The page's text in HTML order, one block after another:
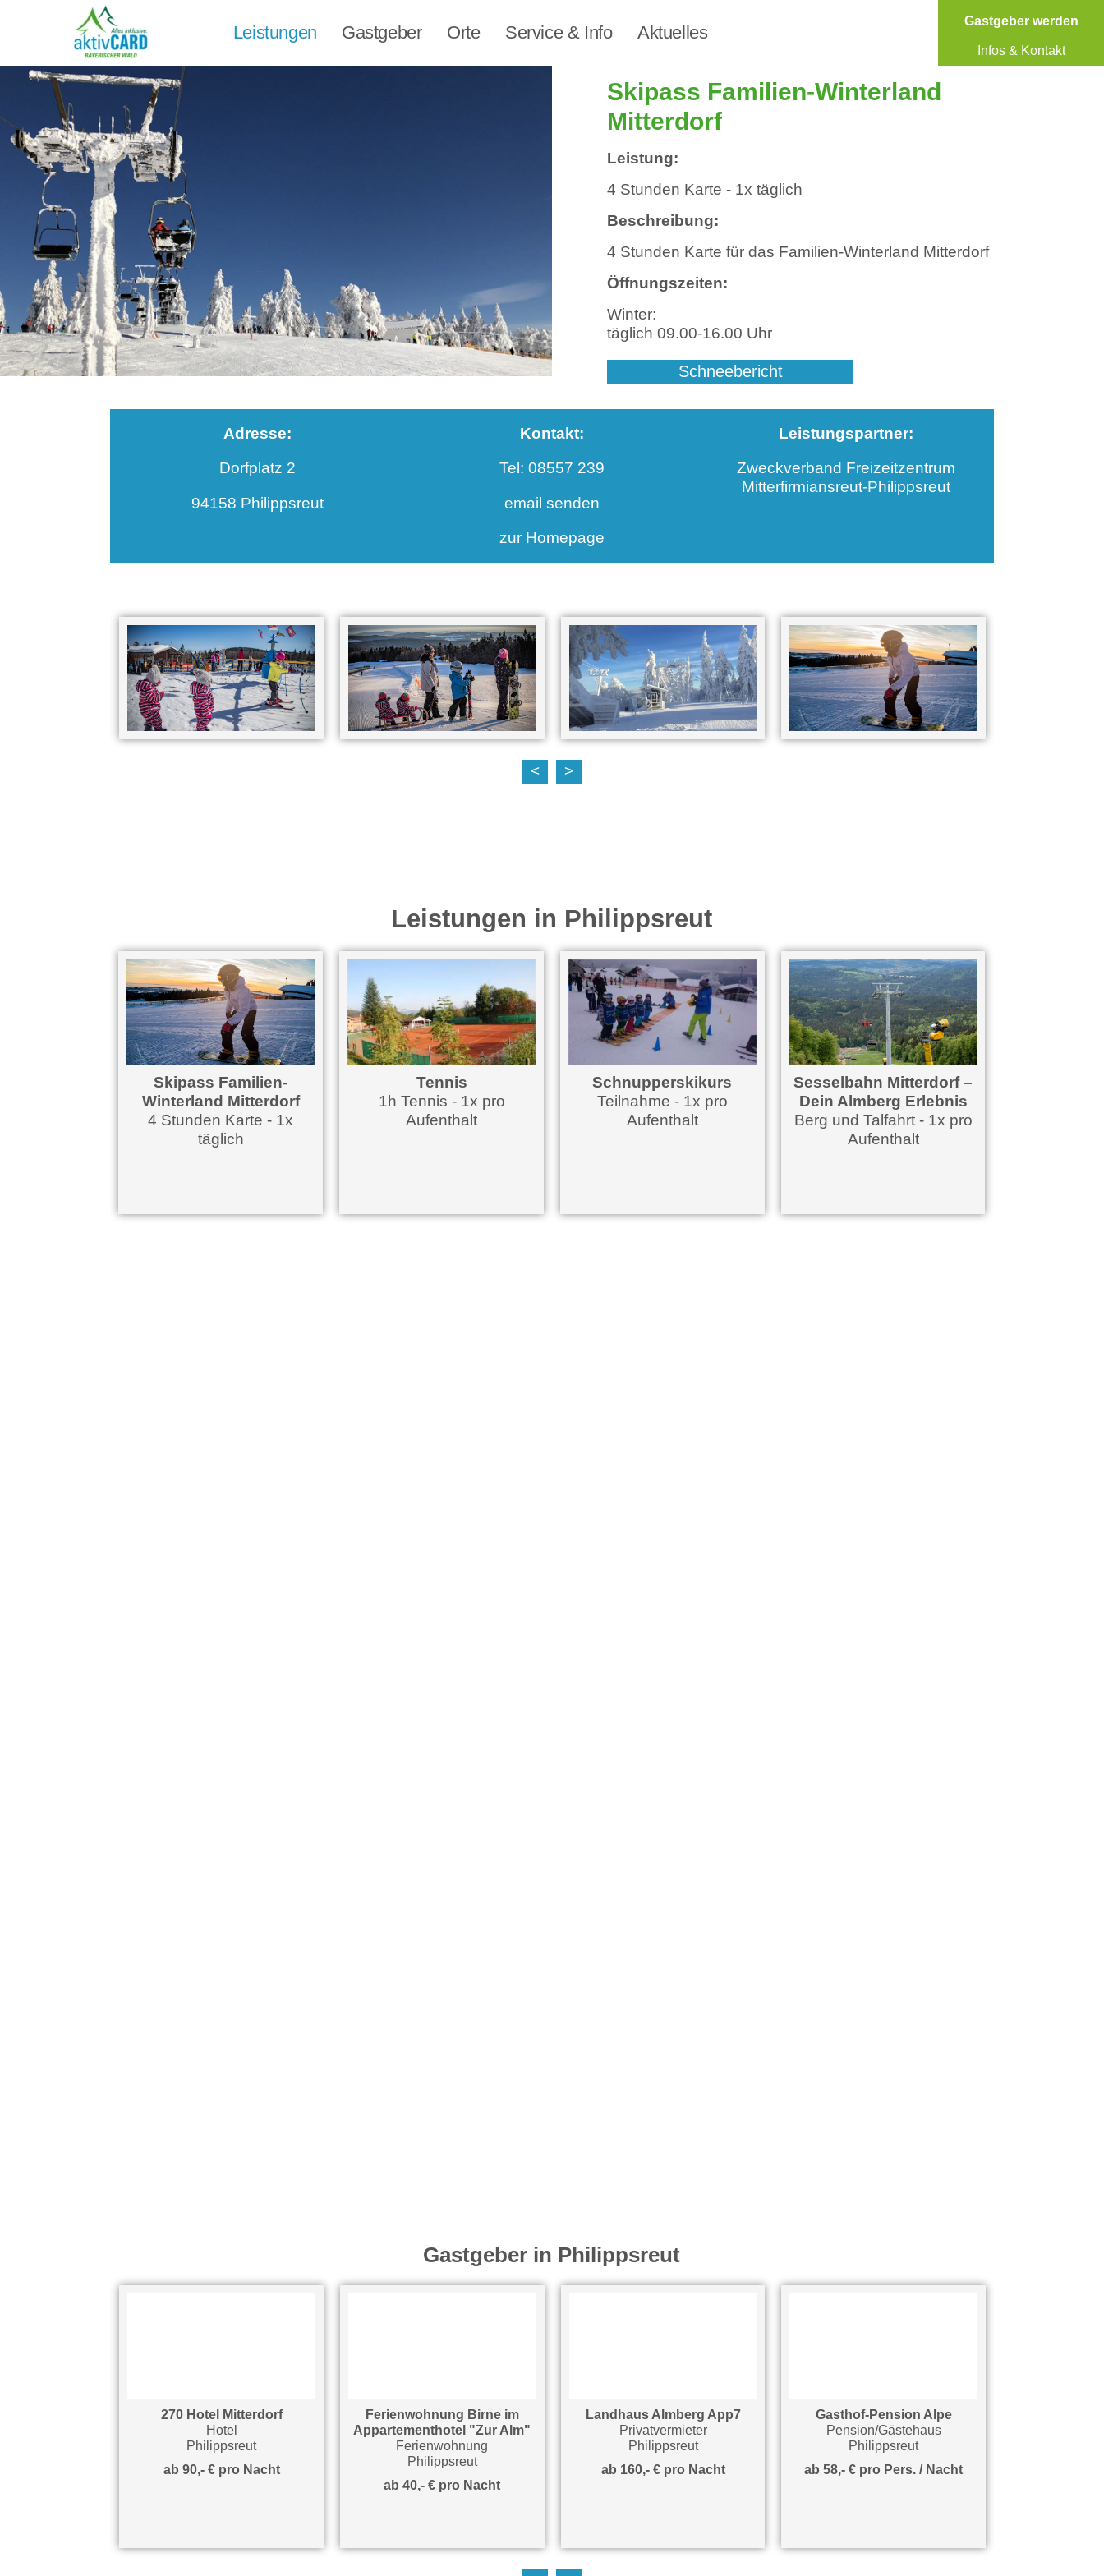
Leistungen Gastgeber Orte Service & Info Aktuelles
Gastgeber werden
Infos & Kontakt
Skipass Familien-Winterland
Mitterdorf
Leistung:
4 Stunden Karte - 1x täglich
Beschreibung:
4 Stunden Karte für das Familien-Winterland Mitterdorf
Öffnungszeiten:
Winter:
täglich 09.00-16.00 Uhr
Schneebericht
Adresse:
Dorfplatz 2
94158 Philippsreut
Kontakt:
Tel: 08557 239
email senden
zur Homepage
Leistungspartner:
Zweckverband Freizeitzentrum
Mitterfirmiansreut-Philippsreut
< >
Leistungen in Philippsreut
Skipass Familien-
Winterland Mitterdorf
4 Stunden Karte - 1x
täglich
Tennis
1h Tennis - 1x pro
Aufenthalt
Schnupperskikurs
Teilnahme - 1x pro
Aufenthalt
Sesselbahn Mitterdorf –
Dein Almberg Erlebnis
Berg und Talfahrt - 1x pro
Aufenthalt
Gastgeber in Philippsreut
270 Hotel Mitterdorf
Hotel
Philippsreut
ab 90,- € pro Nacht
Ferienwohnung Birne im
Appartementhotel "Zur Alm"
Ferienwohnung
Philippsreut
ab 40,- € pro Nacht
Landhaus Almberg App7
Privatvermieter
Philippsreut
ab 160,- € pro Nacht
Gasthof-Pension Alpe
Pension/Gästehaus
Philippsreut
ab 58,- € pro Pers. / Nacht